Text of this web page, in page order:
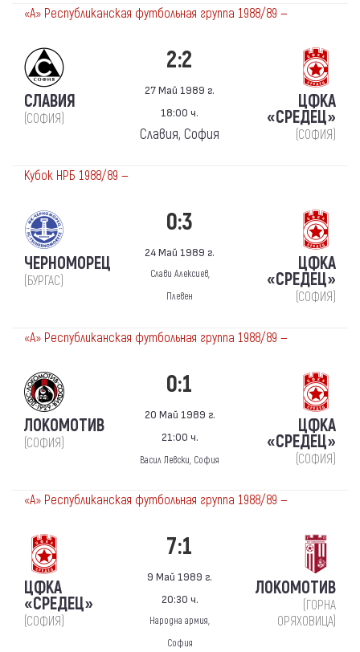
«А» Республиканская футбольная группа 1988/89 —
СЛАВИЯ
(СОФИЯ)
2:2
27 Май 1989 г.
18:00 ч.
Славия, София
ЦФКА
«СРЕДЕЦ»
(СОФИЯ)
Кубок НРБ 1988/89 —
ЧЕРНОМОРЕЦ
(БУРГАС)
0:3
24 Май 1989 г.
Слави Алексиев,
Плевен
ЦФКА
«СРЕДЕЦ»
(СОФИЯ)
«А» Республиканская футбольная группа 1988/89 —
ЛОКОМОТИВ
(СОФИЯ)
0:1
20 Май 1989 г.
21:00 ч.
Васил Левски, София
ЦФКА
«СРЕДЕЦ»
(СОФИЯ)
«А» Республиканская футбольная группа 1988/89 —
ЦФКА
«СРЕДЕЦ»
(СОФИЯ)
7:1
9 Май 1989 г.
20:30 ч.
Народна армия,
София
ЛОКОМОТИВ
(ГОРНА
ОРЯХОВИЦА)